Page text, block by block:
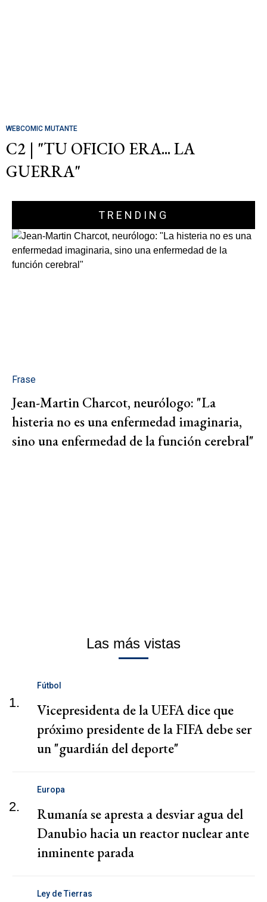
WEBCOMIC MUTANTE
C2 | "TU OFICIO ERA... LA
GUERRA"
TRENDING
Frase
Jean-Martin Charcot, neurólogo: "La
histeria no es una enfermedad imaginaria,
sino una enfermedad de la función cerebral"
Las más vistas
1.
Fútbol
Vicepresidenta de la UEFA dice que
próximo presidente de la FIFA debe ser
un "guardián del deporte"
2.
Europa
Rumanía se apresta a desviar agua del
Danubio hacia un reactor nuclear ante
inminente parada
Ley de Tierras